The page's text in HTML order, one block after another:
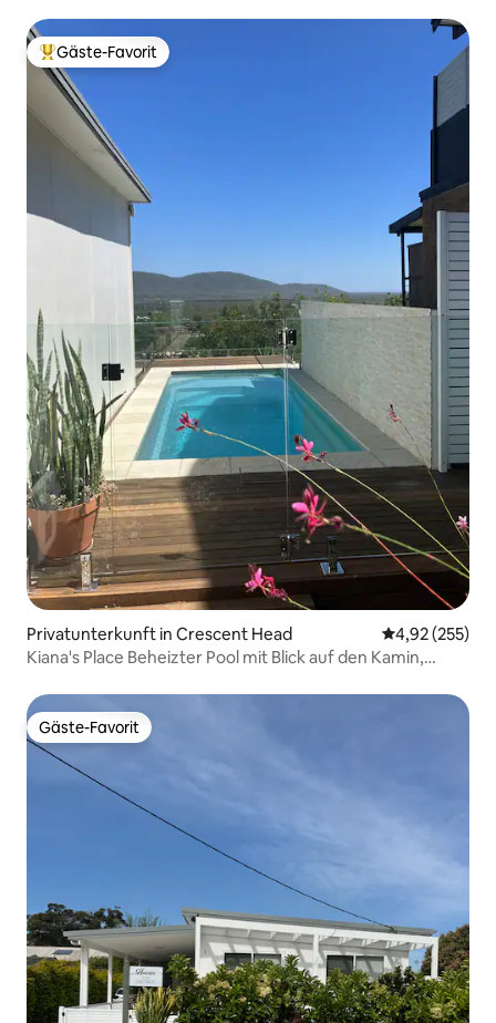
Beliebter Gäste-Favorit.
Gäste-Favorit
Privatunterkunft in Crescent Head
4,92 (255)
Kiana's Place Beheizter Pool mit Blick auf den Kamin,
Gäste-Favorit
Gäste-Favorit